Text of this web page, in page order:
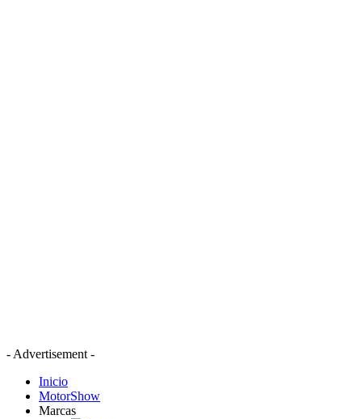
- Advertisement -
Inicio
MotorShow
Marcas